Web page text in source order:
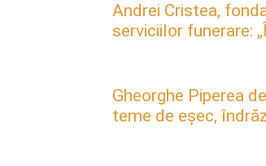
Andrei Cristea,
serviciilor funerare:
Gheorghe Piperea
teme de eșec,